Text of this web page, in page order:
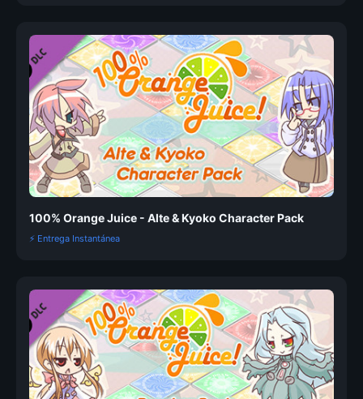
100% Orange Juice - Alte & Kyoko Character Pack
⚡ Entrega Instantánea